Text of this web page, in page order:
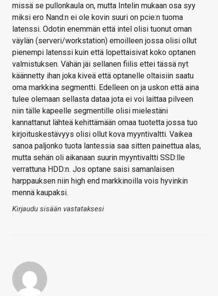
missä se pullonkaula on, mutta Intelin mukaan osa syy
miksi ero Nand:n ei ole kovin suuri on pcie:n tuoma
latenssi. Odotin enemmän että intel olisi tuonut oman
väylän (serveri/workstation) emoilleen jossa olisi ollut
pienempi latenssi kuin että lopettaisivat koko optanen
valmistuksen. Vähän jäi sellanen fiilis ettei tässä nyt
käännetty ihan joka kiveä että optanelle oltaisiin saatu
oma markkina segmentti. Edelleen on ja uskon että aina
tulee olemaan sellasta dataa jota ei voi laittaa pilveen
niin tälle kapeelle segmentille olisi mielestäni
kannattanut lähteä kehittämään omaa tuotetta jossa tuo
kirjoituskestävyys olisi ollut kova myyntivaltti. Vaikea
sanoa paljonko tuota lantessia saa sitten painettua alas,
mutta sehän oli aikanaan suurin myyntivaltti SSD:lle
verrattuna HDD:n. Jos optane saisi samanlaisen
harppauksen niin high end markkinoilla vois hyvinkin
mennä kaupaksi.
Kirjaudu sisään vastataksesi